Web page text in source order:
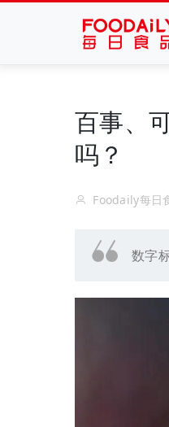
百事、
吗？
Foodaily每日
数字